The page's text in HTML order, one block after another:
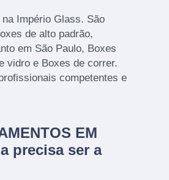
Império Glass. São
de alto padrão,
em São Paulo, Boxes
vidro e Boxes de correr.
competentes e
EM
precisa ser a